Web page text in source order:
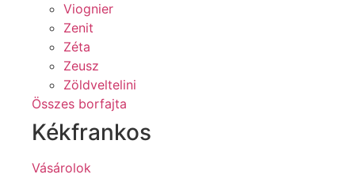
Viognier
Zenit
Zéta
Zeusz
Zöldveltelini
Összes borfajta
Kékfrankos
Vásárolok